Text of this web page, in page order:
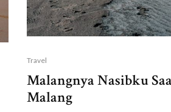
Travel
Malangnya Nasibku
Malang